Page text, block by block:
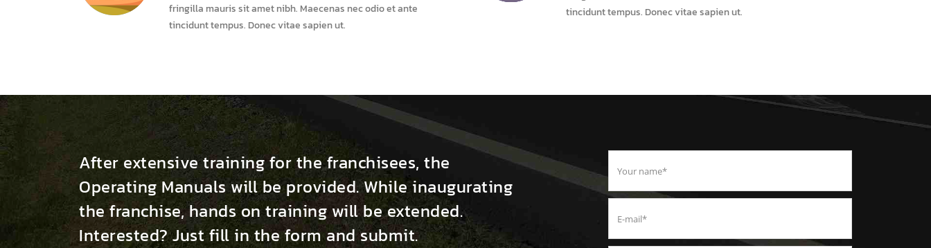
fringilla mauris sit amet nibh. Maecenas nec odio et ante
tincidunt tempus. Donec vitae sapien ut.
tincidunt tempus. Donec vitae sapien ut.
After extensive training for the franchisees, the
Operating Manuals will be provided. While inaugurating
the franchise, hands on training will be extended.
Interested? Just fill in the form and submit.